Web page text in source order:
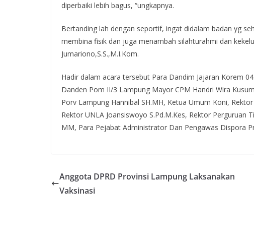
diperbaiki lebih bagus, “ungkapnya.
Bertanding lah dengan seportif, ingat didalam badan yg
membina fisik dan juga menambah silahturahmi dan
Jumariono,S.S.,M.I.Kom.
Hadir dalam acara tersebut Para Dandim Jajaran Korem
Danden Pom II/3 Lampung Mayor CPM Handri Wira
Porv Lampung Hannibal SH.MH, Ketua Umum Koni,
Rektor UNLA Joansiswoyo S.Pd.M.Kes, Rektor Perguruan
MM, Para Pejabat Administrator Dan Pengawas Dispora
Anggota DPRD Provinsi Lampung Laksanakan
Vaksinasi